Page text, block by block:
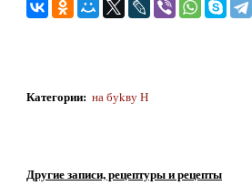
Категории: на буkву Н
Другие записи, рецептуры и рецепты